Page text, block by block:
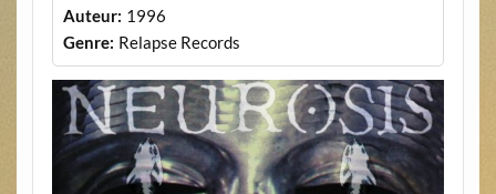
Auteur: 1996
Genre: Relapse Records